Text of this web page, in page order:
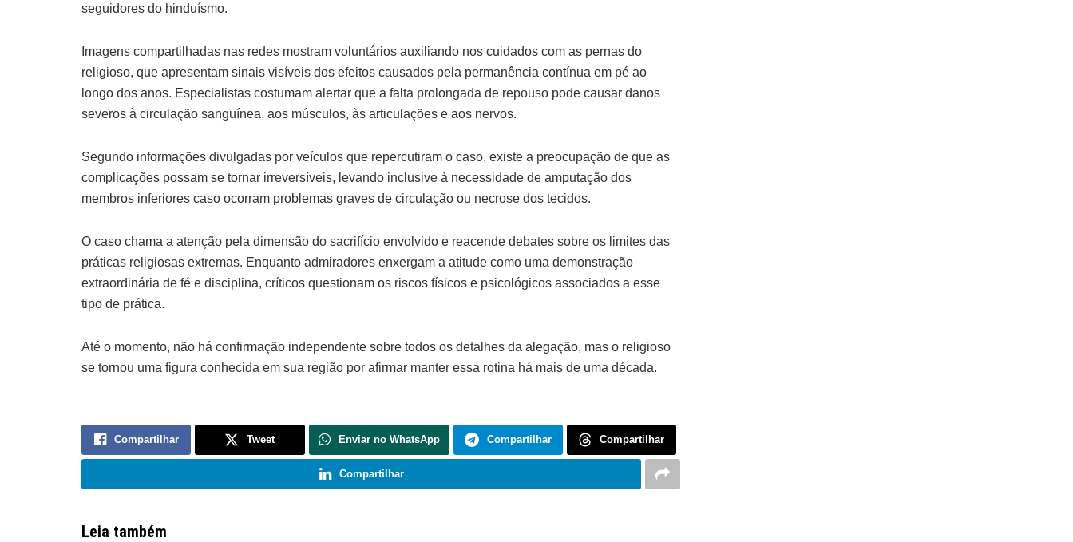
seguidores do hinduísmo.
Imagens compartilhadas nas redes mostram voluntários auxiliando nos cuidados com as pernas do
religioso, que apresentam sinais visíveis dos efeitos causados pela permanência contínua em pé ao
longo dos anos. Especialistas costumam alertar que a falta prolongada de repouso pode causar danos
severos à circulação sanguínea, aos músculos, às articulações e aos nervos.
Segundo informações divulgadas por veículos que repercutiram o caso, existe a preocupação de que as
complicações possam se tornar irreversíveis, levando inclusive à necessidade de amputação dos
membros inferiores caso ocorram problemas graves de circulação ou necrose dos tecidos.
O caso chama a atenção pela dimensão do sacrifício envolvido e reacende debates sobre os limites das
práticas religiosas extremas. Enquanto admiradores enxergam a atitude como uma demonstração
extraordinária de fé e disciplina, críticos questionam os riscos físicos e psicológicos associados a esse
tipo de prática.
Até o momento, não há confirmação independente sobre todos os detalhes da alegação, mas o religioso
se tornou uma figura conhecida em sua região por afirmar manter essa rotina há mais de uma década.
Compartilhar Tweet Enviar no WhatsApp Compartilhar Compartilhar
Compartilhar
Leia também